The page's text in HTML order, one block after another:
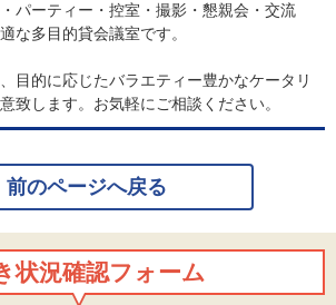
パーティー・控室・撮影・懇親会・交流
な多目的貸会議室です。
目的に応じたバラエティー豊かなケータリ
致します。お気軽にご相談ください。
前のページへ戻る
状況確認フォーム